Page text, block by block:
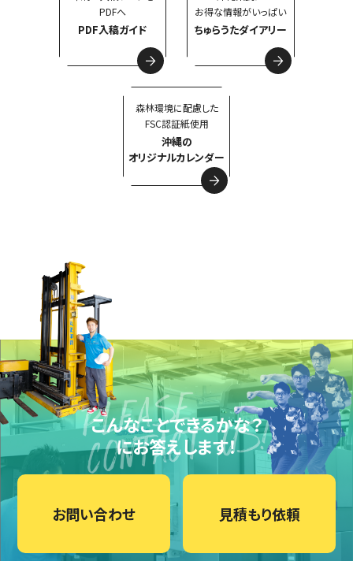
PDFへ
PDF入稿ガイド
お得な情報がいっぱい
ちゅらうたダイアリー
森林環境に配慮した
FSC認証紙使用
沖縄の
オリジナルカレンダー
こんなことできるかな？
にお答えします！
お問い合わせ 見積もり依頼